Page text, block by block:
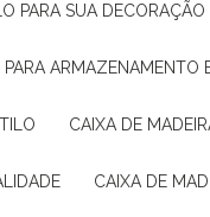
PARA SUA DECORAÇÃO
PARA
CAIXA DE
CAIXA DE